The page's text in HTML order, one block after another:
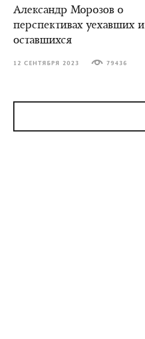
Александр Морозов о
перспективах уехавших и
оставшихся
12 СЕНТЯБРЯ 2023 79436